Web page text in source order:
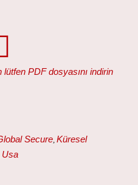
PDF dosyasını indirin
Secure Küresel
Usa